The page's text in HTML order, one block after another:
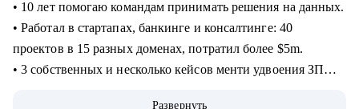
• 10 лет помогаю командам принимать решения на данных.
• Работал в стартапах, банкинге и консалтинге: 40
проектов в 15 разных доменах, потратил более $5m.
• 3 собственных и несколько кейсов менти удвоения ЗП
Развернуть